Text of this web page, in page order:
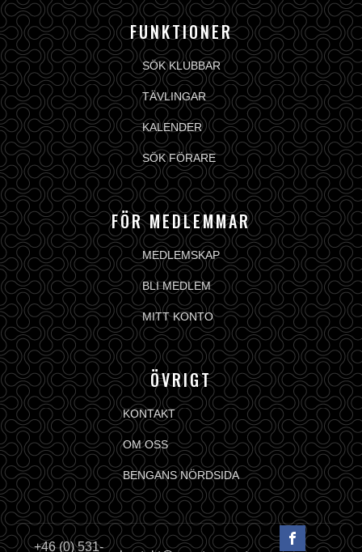
FUNKTIONER
SÖK KLUBBAR
TÄVLINGAR
KALENDER
SÖK FÖRARE
FÖR MEDLEMMAR
MEDLEMSKAP
BLI MEDLEM
MITT KONTO
ÖVRIGT
KONTAKT
OM OSS
BENGANS NÖRDSIDA
+46 (0) 531-